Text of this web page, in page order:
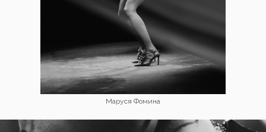
Маруся Фомина